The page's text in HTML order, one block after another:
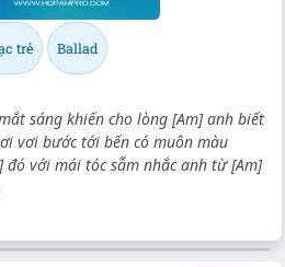
trẻ Ballad
sáng khiến cho lòng [Am] anh biết
vơi bước tới bến có muôn màu
đó với mái tóc sẫm nhắc anh từ [Am]